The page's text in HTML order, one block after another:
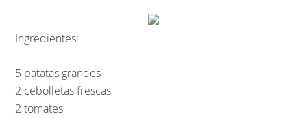
Ingredientes:
5 patatas grandes
2 cebolletas frescas
2 tomates